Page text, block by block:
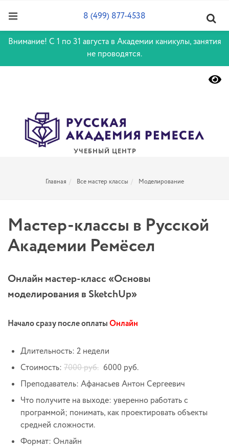
Внимание! С 1 по 31 августа в Академии каникулы, занятия
не проводятся.
УЧЕБНЫЙ ЦЕНТР
8 (499) 877-4538
Главная Все мастер классы Моделирование
Мастер-классы в Русской
Академии Ремёсел
Онлайн мастер-класс «Основы
моделирования в SketchUp»
Начало сразу после оплатыОнлайн
Длительность: 2 недели
Стоимость: 7000 руб. 6000 руб.
Преподаватель: Афанасьев Антон Сергеевич
Что получите на выходе: уверенно работать с
программой; понимать, как проектировать объекты
средней сложности.
Формат: Онлайн